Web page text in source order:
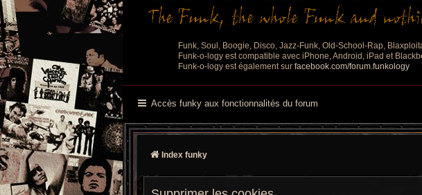
Funk, Soul, Boogie, Disco, Jazz-Funk, Old-School-Rap,
Funk-o-logy est compatible avec iPhone, Android, iPad et
Funk-o-logy est également sur facebook.com/forum.funkology
Accès funky aux fonctionnalités du forum
Index funky